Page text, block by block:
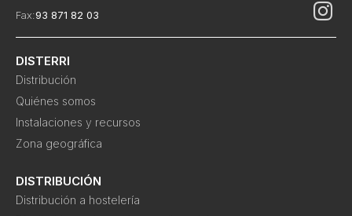
Fax:93 871 82 03
DISTERRI
Distribución
Quiénes somos
Instalaciones y recursos
Zona geográfica
DISTRIBUCIÓN
Distribución a hostelería